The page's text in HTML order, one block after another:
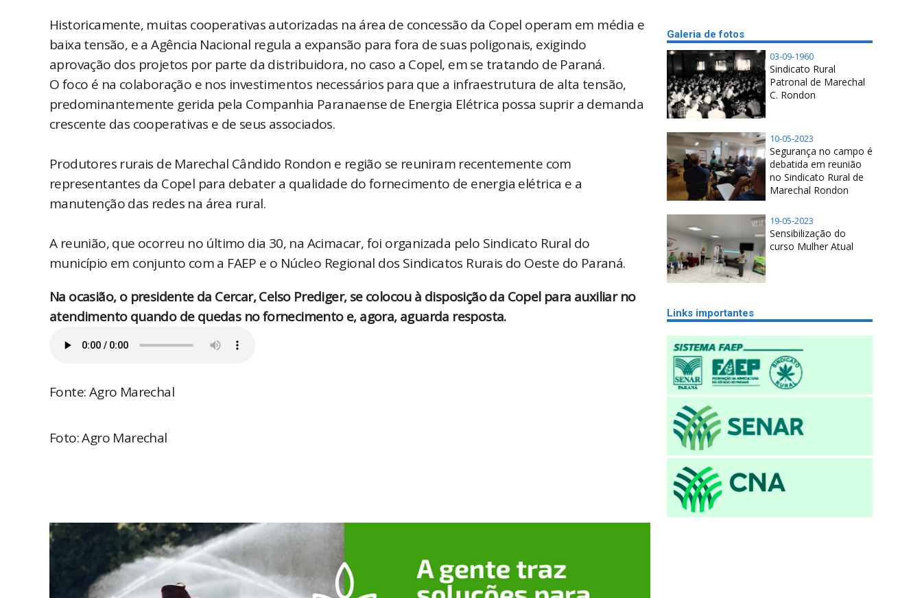
Historicamente, muitas cooperativas autorizadas na área de concessão da Copel operam em média e
baixa tensão, e a Agência Nacional regula a expansão para fora de suas poligonais, exigindo
aprovação dos projetos por parte da distribuidora, no caso a Copel, em se tratando de Paraná.
O foco é na colaboração e nos investimentos necessários para que a infraestrutura de alta tensão,
predominantemente gerida pela Companhia Paranaense de Energia Elétrica possa suprir a demanda
crescente das cooperativas e de seus associados.
Produtores rurais de Marechal Cândido Rondon e região se reuniram recentemente com
representantes da Copel para debater a qualidade do fornecimento de energia elétrica e a
manutenção das redes na área rural.
A reunião, que ocorreu no último dia 30, na Acimacar, foi organizada pelo Sindicato Rural do
município em conjunto com a FAEP e o Núcleo Regional dos Sindicatos Rurais do Oeste do Paraná.
Na ocasião, o presidente da Cercar, Celso Prediger, se colocou à disposição da Copel para auxiliar no
atendimento quando de quedas no fornecimento e, agora, aguarda resposta.
Fonte: Agro Marechal
Foto: Agro Marechal
Galeria de fotos
03-09-1960
Sindicato Rural
Patronal de Marechal
C. Rondon
10-05-2023
Segurança no campo é
debatida em reunião
no Sindicato Rural de
Marechal Rondon
19-05-2023
Sensibilização do
curso Mulher Atual
Links importantes